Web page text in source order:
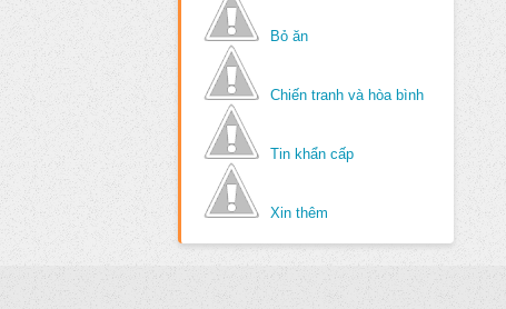
Bỏ ăn
Chiến tranh và hòa bình
Tin khẩn cấp
Xin thêm